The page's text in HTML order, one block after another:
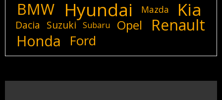
BMW Hyundai Mazda Kia
Dacia Suzuki Subaru Opel Renault
Honda Ford